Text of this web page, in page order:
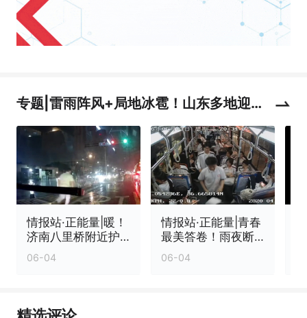
专题|雷雨阵风+局地冰雹！山东多地迎强
对流天气
情报站·正能量|暖！
济南八里桥附近护
栏倾倒，他冒雨清
障除隐患
06-04
情报站·正能量|青春
最美答卷！雨夜断
枝拦路，高三学子
冒雨清障
06-04